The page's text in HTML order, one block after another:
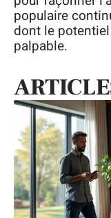
populaire
dont le
palpable.